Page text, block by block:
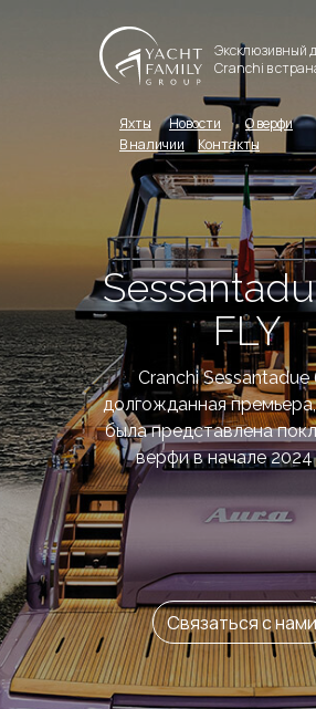
В наличии Контакты
Эксклюзивный
Cranchi в
Яхты Новости О верфи
Связаться с нами
FLY
Cranchi
долгожданная
была представлена
верфи в начале 2024